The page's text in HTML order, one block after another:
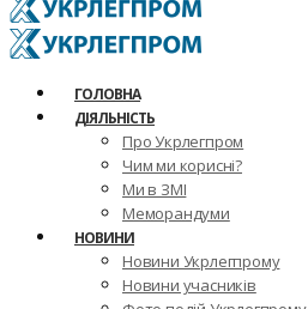
ГОЛОВНА
ДІЯЛЬНІСТЬ
Про Укрлегпром
Чим ми корисні?
Ми в ЗМІ
Меморандуми
НОВИНИ
Новини Укрлегпрому
Новини учасників